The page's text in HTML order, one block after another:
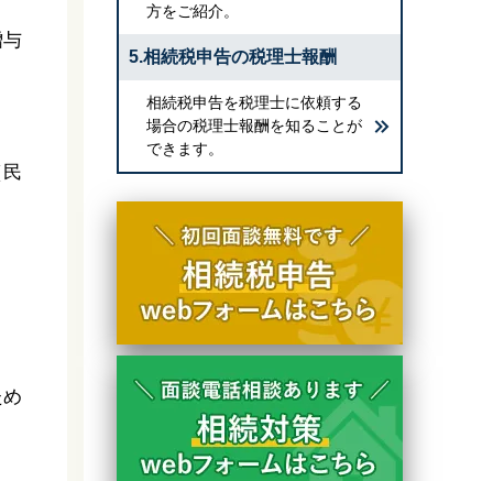
方をご紹介。
5.相続税申告の税理士報酬
相続税申告を税理士に依頼する
場合の税理士報酬を知ることが
できます。